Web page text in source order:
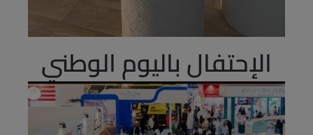
الإحتفال باليوم الوطني
1446-اضغط هنا
1 أكتوبر، 2024